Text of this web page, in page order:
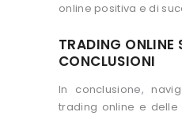
online positiva e di
TRADING ONLINE
CONCLUSIONI
In conclusione,
trading online e